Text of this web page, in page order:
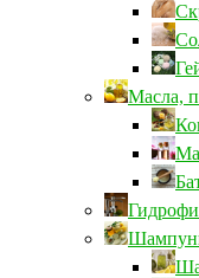
Масла,